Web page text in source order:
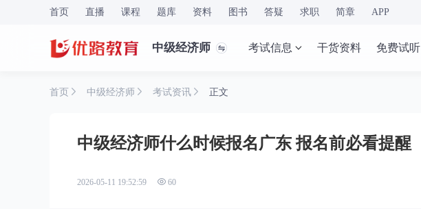
首页 直播 课程 题库 资料 图书 答疑 求职 简章 APP
中级经济师 考试信息 干货资料 免费试听
首页 中级经济师 考试资讯 正文
中级经济师什么时候报名广东 报名前必看提醒
2026-05-11 19:52:59 60